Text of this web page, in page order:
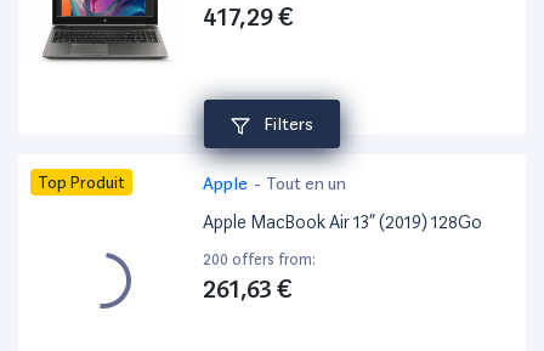
Filters
417,29 €
Top Produit Apple - Tout en un
Apple MacBook Air 13” (2019) 128Go
200 offers from:
261,63 €